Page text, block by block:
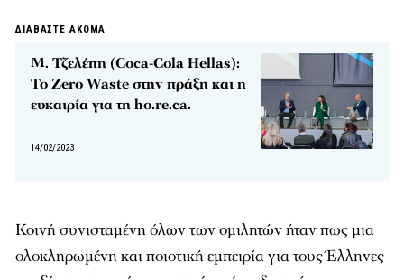
ΔΙΑΒΑΣΤΕ ΑΚΟΜΑ
Μ. Τζελέπη (Coca-Cola Hellas):
Το Zero Waste στην πράξη και η
ευκαιρία για τη ho.re.ca.
14/02/2023
Κοινή συνισταμένη όλων των ομιλητών ήταν πως μια
ολοκληρωμένη και ποιοτική εμπειρία για τους Έλληνες